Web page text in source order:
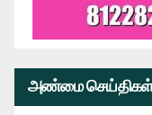
அண்மை செய்திகள்